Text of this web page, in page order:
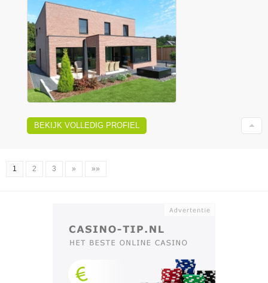
BEKIJK VOLLEDIG PROFIEL
1 2 3 » »»